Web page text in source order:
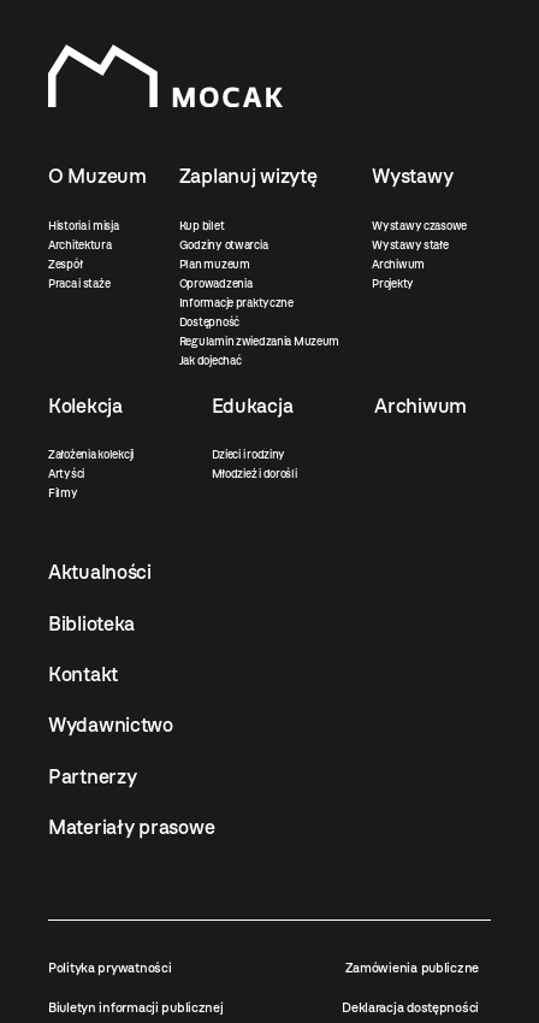
O Muzeum
Historia i misja
Architektura
Zespół
Praca i staże
Zaplanuj wizytę
Kup bilet
Godziny otwarcia
Plan muzeum
Oprowadzenia
Informacje praktyczne
Dostępność
Regulamin zwiedzania Muzeum
Jak dojechać
Wystawy
Wystawy czasowe
Wystawy stałe
Archiwum
Projekty
Kolekcja
Założenia kolekcji
Artyści
Filmy
Edukacja
Dzieci i rodziny
Młodzież i dorośli
Archiwum
Aktualności
Biblioteka
Kontakt
Wydawnictwo
Partnerzy
Materiały prasowe
Polityka prywatności Zamówienia publiczne
Biuletyn informacji publicznej Deklaracja dostępności